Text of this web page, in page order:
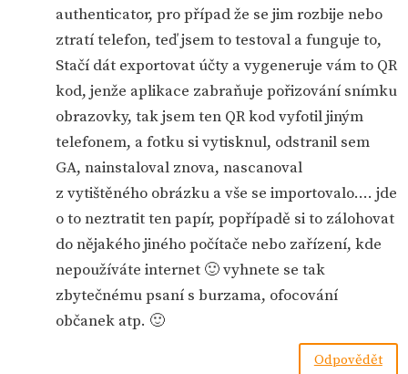
authenticator, pro případ že se jim rozbije nebo
ztratí telefon, teď jsem to testoval a funguje to,
Stačí dát exportovat účty a vygeneruje vám to QR
kod, jenže aplikace zabraňuje pořizování snímku
obrazovky, tak jsem ten QR kod vyfotil jiným
telefonem, a fotku si vytisknul, odstranil sem
GA, nainstaloval znova, nascanoval
z vytištěného obrázku a vše se importovalo…. jde
o to neztratit ten papír, popřípadě si to zálohovat
do nějakého jiného počítače nebo zařízení, kde
nepoužíváte internet 🙂 vyhnete se tak
zbytečnému psaní s burzama, ofocování
občanek atp. 🙂
Odpovědět